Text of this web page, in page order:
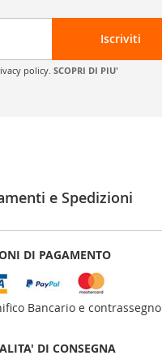
Iscriviti
policy. SCOPRI DI PIU'
e Spedizioni
DI PAGAMENTO
Bancario e contrassegno
DI CONSEGNA